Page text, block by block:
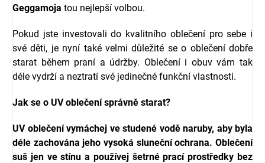
Geggamoja tou nejlepší volbou.
Pokud jste investovali do kvalitního oblečení pro sebe i
své děti, je nyní také velmi důležité se o oblečení dobře
starat během praní a údržby. Oblečení i obuv vám tak
déle vydrží a neztratí své jedinečné funkční vlastnosti.
Jak se o UV oblečení správně starat?
UV oblečenívymáchej ve studené vodě naruby, aby byla
déle zachována jeho vysoká sluneční ochrana. Oblečení
suš jen ve stínu a používej šetrné prací prostředky bez